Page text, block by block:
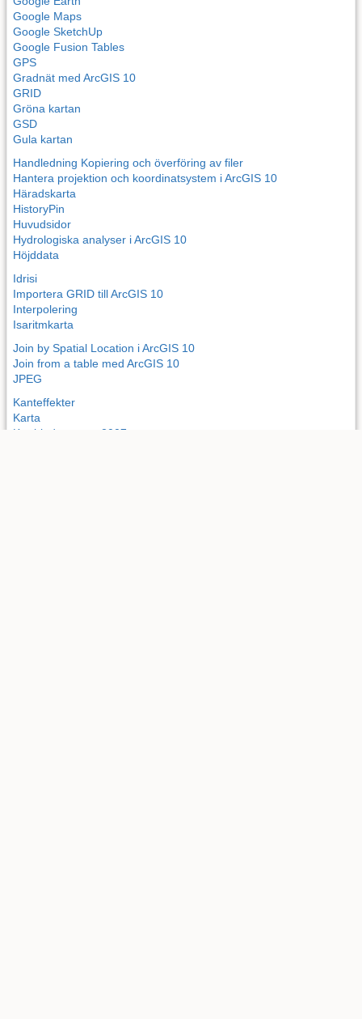
Google Maps
Google SketchUp
Google Fusion Tables
GPS
Gradnät med ArcGIS 10
GRID
Gröna kartan
GSD
Gula kartan
Handledning Kopiering och överföring av filer
Hantera projektion och koordinatsystem i ArcGIS 10
Häradskarta
HistoryPin
Huvudsidor
Hydrologiska analyser i ArcGIS 10
Höjddata
Idrisi
Importera GRID till ArcGIS 10
Interpolering
Isaritmkarta
Join by Spatial Location i ArcGIS 10
Join from a table med ArcGIS 10
JPEG
Kanteffekter
Karta
Kartbladssystem 2007